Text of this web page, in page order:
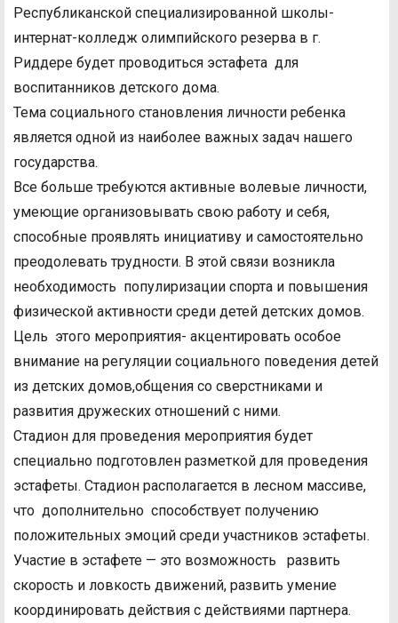
Республиканской специализированной школы-
интернат-колледж олимпийского резерва в г.
Риддере будет проводиться эстафета для
воспитанников детского дома.
Тема социального становления личности ребенка
является одной из наиболее важных задач нашего
государства.
Все больше требуются активные волевые личности,
умеющие организовывать свою работу и себя,
способные проявлять инициативу и самостоятельно
преодолевать трудности. В этой связи возникла
необходимость популиризации спорта и повышения
физической активности среди детей детских домов.
Цель этого мероприятия- акцентировать особое
внимание на регуляции социального поведения детей
из детских домов,общения со сверстниками и
развития дружеских отношений с ними.
Стадион для проведения мероприятия будет
специально подготовлен разметкой для проведения
эстафеты. Стадион располагается в лесном массиве,
что дополнительно способствует получению
положительных эмоций среди участников эстафеты.
Участие в эстафете — это возможность развить
скорость и ловкость движений, развить умение
координировать действия с действиями партнера.